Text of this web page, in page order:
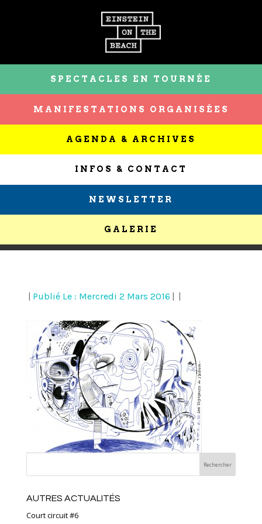
SPECTACLES EN TOURNÉE
MANIFESTATIONS ORGANISÉES
AGENDA & ARCHIVES
INFOS & CONTACT
NEWSLETTER
GALERIE
Publié Le : Mercredi 2 Mars 2016
AUTRES ACTUALITÉS
Court circuit #6